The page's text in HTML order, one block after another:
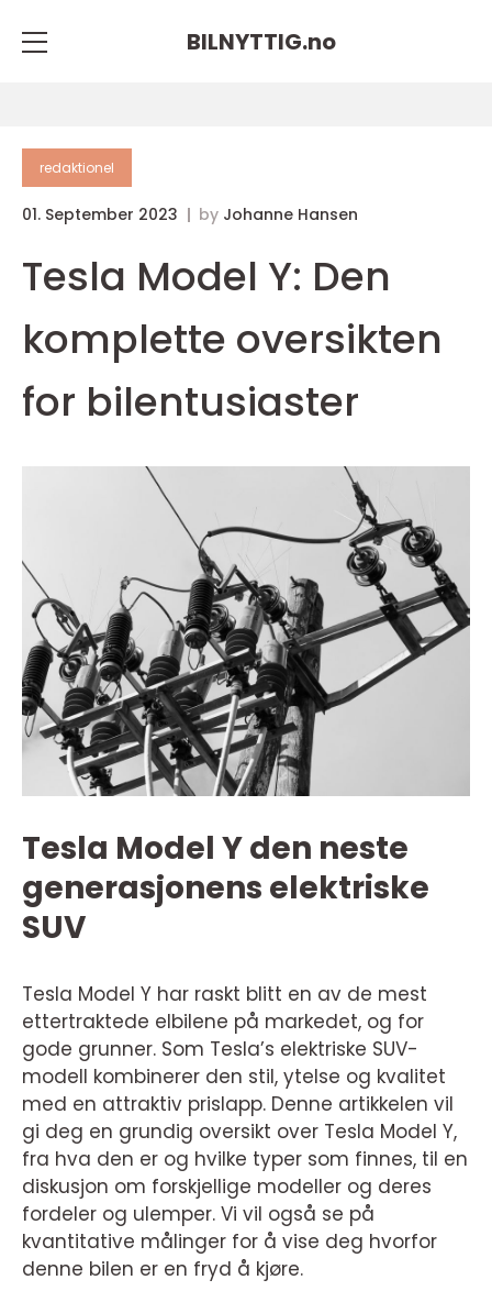
BILNYTTIG.no
redaktionel
01. September 2023 by Johanne Hansen
Tesla Model Y: Den
komplette oversikten
for bilentusiaster
Tesla Model Y den neste
generasjonens elektriske
SUV
Tesla Model Y har raskt blitt en av de mest
ettertraktede elbilene på markedet, og for
gode grunner. Som Tesla’s elektriske SUV-
modell kombinerer den stil, ytelse og kvalitet
med en attraktiv prislapp. Denne artikkelen vil
gi deg en grundig oversikt over Tesla Model Y,
fra hva den er og hvilke typer som finnes, til en
diskusjon om forskjellige modeller og deres
fordeler og ulemper. Vi vil også se på
kvantitative målinger for å vise deg hvorfor
denne bilen er en fryd å kjøre.